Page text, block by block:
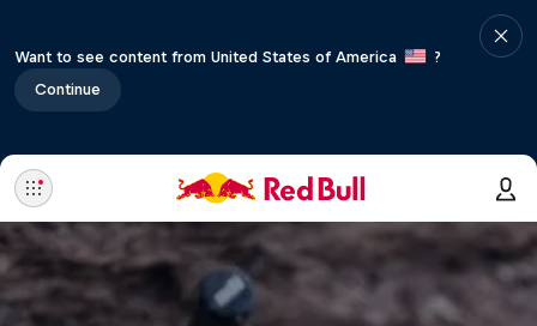
Want to see content from United States of America
?
Continue